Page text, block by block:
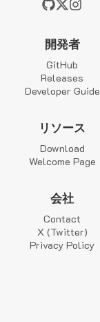
開発者
GitHub
Releases
Developer Guide
リソース
Download
Welcome Page
会社
Contact
X (Twitter)
Privacy Policy